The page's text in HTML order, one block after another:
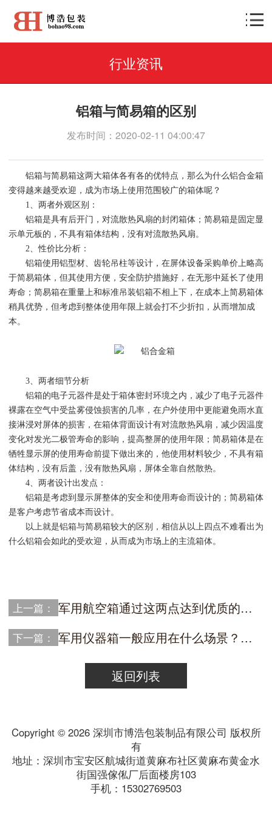
行业资讯
铝箱与简易箱的区别
发布时间：2020-02-11 04:00:47
铝箱与简易箱这两大箱体各有各的优特点，那么为什么铝合金箱
变得越来越受欢迎，成为市场上使用范围较广的箱体呢？
1、两者外观区别：
铝箱是具有后开门，对流散热风扇的封闭箱体；简易箱是固定显
示单元板的，不具有箱体结构，没有对流散热风扇。
2、性价比分析：
铝箱使用铝型材、齿轮吊柱等设计，在屏体设备采购单价上略高
于简易箱体，但其使用方便，安全防护措施好，在无形中延长了使用
寿命；简易箱在重量上和标准吊装铝箱不相上下，在成本上简易箱体
稍具优势，但考虑到整体使用年限上就会打不少折扣，从而增加成
本。
3、两者细节分析
铝箱的电子元器件是处于箱体密封环境之内，减少了电子元器件
裸露在空气中受盐雾侵蚀损害的几率，在户外使用中更能避免雨水直
接淋浸对屏体的损害，在箱体背面设计有对流散热风扇，减少因温度
变化对发光二极管寿命的影响，提高整屏的使用年限；简易箱体是在
牺牲显示屏的使用寿命前提下做出来的，他使用材料较少，不具有箱
体结构，没有后盖，没有散热风扇，屏体全靠自然散热。
4、两者设计出发点：
铝箱是考虑到显示屏整体的安全和使用寿命而设计的；简易箱体
是客户考虑节省成本而设计。
以上就是铝箱与简易箱较大的区别，相信从以上四点不难看出为
什么铝箱会如此的受欢迎，从而成为市场上的主流箱体。
上一篇： 军用航空箱通过这两点达到优质的防水效果
下一篇： 军用仪器箱一般应用在什么场景？有什么优势？
返回列表
Copyright © 2026 深圳市博浩包装制品有限公司 版权所
有
地址：深圳市宝安区航城街道黄麻布社区黄麻布黄金水
街国强傢俬厂后面楼房103
手机：15302769503